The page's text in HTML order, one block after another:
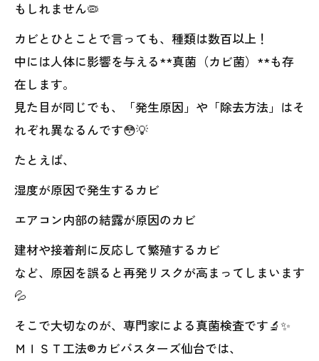
もしれません🦠
カビとひとことで言っても、種類は数百以上！
中には人体に影響を与える**真菌（カビ菌）**も存
在します。
見た目が同じでも、「発生原因」や「除去方法」はそ
れぞれ異なるんです😳💡
たとえば、
湿度が原因で発生するカビ
エアコン内部の結露が原因のカビ
建材や接着剤に反応して繁殖するカビ
など、原因を誤ると再発リスクが高まってしまいます
💦
そこで大切なのが、専門家による真菌検査です🔬✨
ＭＩＳＴ工法®カビバスターズ仙台では、